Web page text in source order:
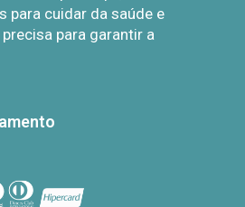
para cuidar da saúde e
para garantir a